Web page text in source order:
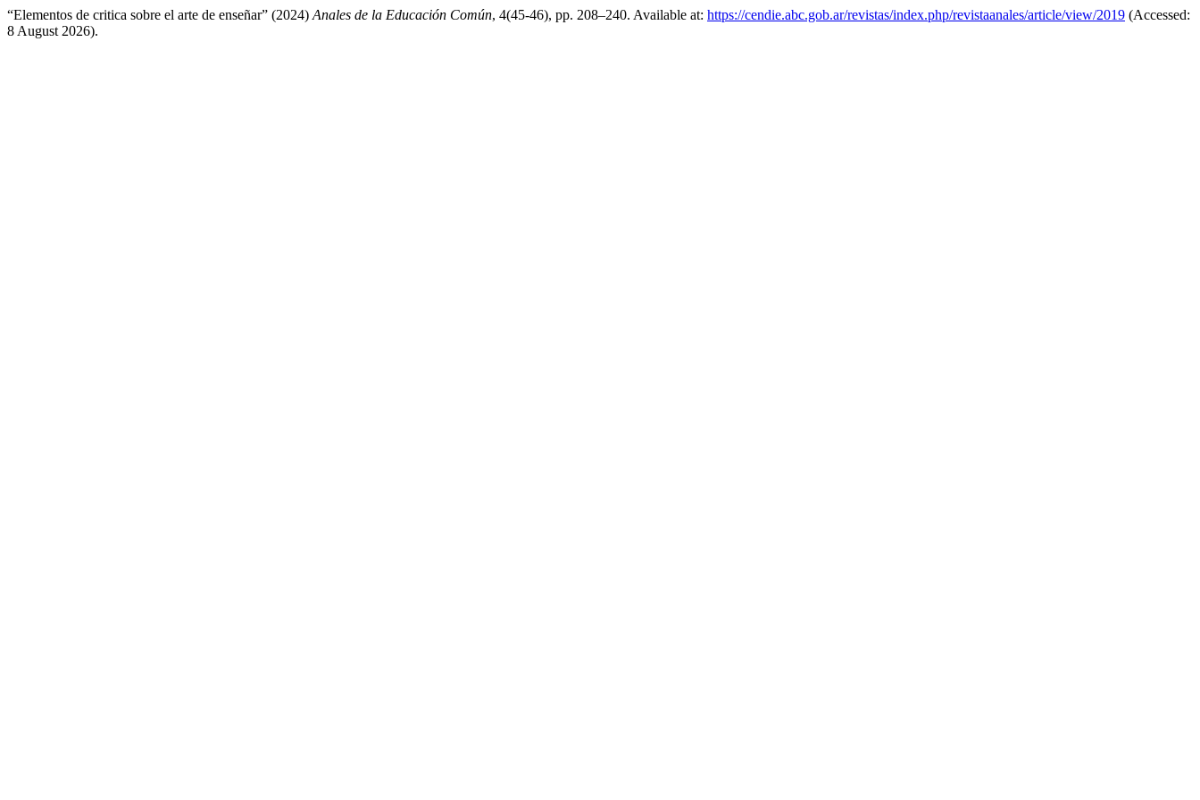
“Elementos de critica sobre el arte de enseñar” (2024) Anales de la Educación Común, 4(45-46), pp. 208–240. Available at: https://cendie.abc.gob.ar/revistas/index.php/revistaanales/article/view/2019 (Accessed:
8 August 2026).